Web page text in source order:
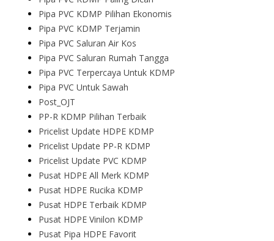
Pipa PVC KDMP Pilihan Ekonomis
Pipa PVC KDMP Terjamin
Pipa PVC Saluran Air Kos
Pipa PVC Saluran Rumah Tangga
Pipa PVC Terpercaya Untuk KDMP
Pipa PVC Untuk Sawah
Post_OJT
PP-R KDMP Pilihan Terbaik
Pricelist Update HDPE KDMP
Pricelist Update PP-R KDMP
Pricelist Update PVC KDMP
Pusat HDPE All Merk KDMP
Pusat HDPE Rucika KDMP
Pusat HDPE Terbaik KDMP
Pusat HDPE Vinilon KDMP
Pusat Pipa HDPE Favorit